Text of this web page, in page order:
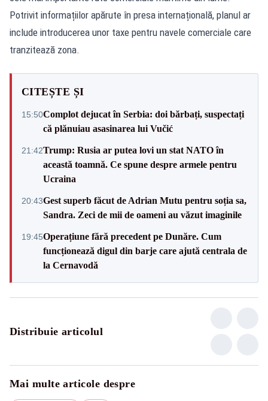
Potrivit informațiilor apărute în presa internațională, planul ar
include introducerea unor taxe pentru navele comerciale care
tranzitează zona.
CITEȘTE ȘI
15:50Complot dejucat în Serbia: doi bărbați, suspectați
că plănuiau asasinarea lui Vučić
21:42Trump: Rusia ar putea lovi un stat NATO în
această toamnă. Ce spune despre armele pentru
Ucraina
20:43Gest superb făcut de Adrian Mutu pentru soția sa,
Sandra. Zeci de mii de oameni au văzut imaginile
19:45Operațiune fără precedent pe Dunăre. Cum
funcționează digul din barje care ajută centrala de
la Cernavodă
Distribuie articolul
Mai multe articole despre